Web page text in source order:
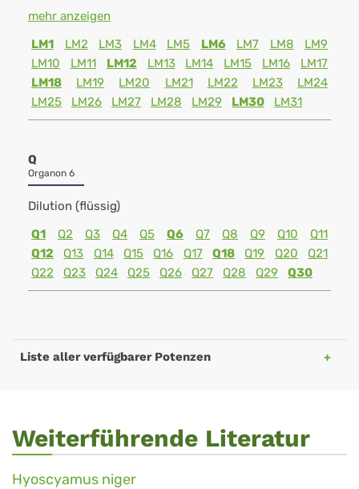
mehr anzeigen
LM1
LM2 LM3 LM4 LM5 LM6 LM7 LM8
LM9
LM10
LM11 LM12 LM13 LM14 LM15 LM16
LM17
LM18
LM19 LM20 LM21 LM22 LM23
LM24
LM25
LM26 LM27 LM28 LM29 LM30 LM31
Q
Organon 6
Dilution (flüssig)
Q1
Q2 Q3 Q4 Q5 Q6 Q7 Q8 Q9 Q10
Q11
Q12
Q13 Q14 Q15 Q16 Q17 Q18 Q19 Q20
Q21
Q22
Q23 Q24 Q25 Q26 Q27 Q28 Q29 Q30
Liste aller verfügbarer Potenzen
Weiterführende Literatur
Hyoscyamus niger